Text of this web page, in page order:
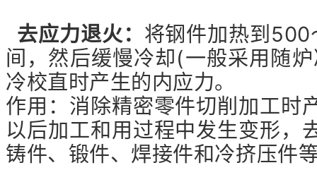
去应力退火： 将钢件加热到
间，然后缓慢冷却(一般采用随
冷校直时产生的内应力。
作用：消除精密零件切削加工时
以后加工和用过程中发生变形，
铸件、锻件、焊接件和冷挤压件